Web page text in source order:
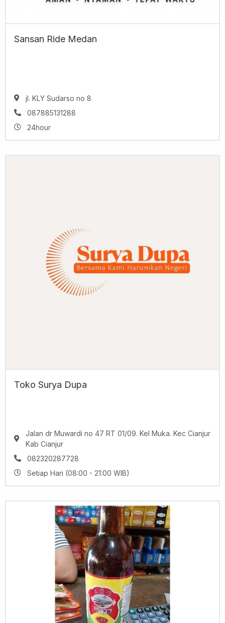
Sansan Ride Medan
jl. KLY Sudarso no 8
087885131288
24hour
Toko Surya Dupa
Jalan dr Muwardi no 47 RT 01/09. Kel Muka. Kec Cianjur
Kab Cianjur
082320287728
Setiap Hari (08:00 - 21:00 WIB)